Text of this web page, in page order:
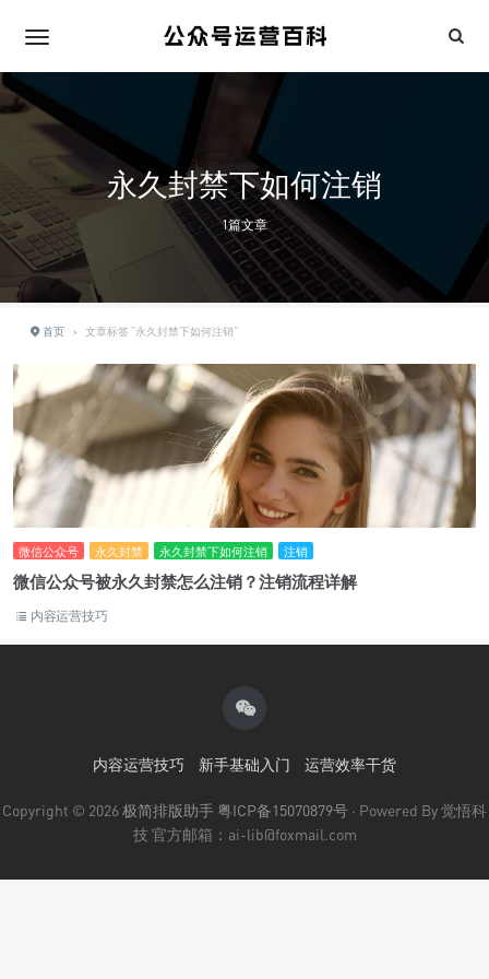
永久封禁下如何注销
1篇文章
首页 › 文章标签 "永久封禁下如何注销"
微信公众号 永久封禁 永久封禁下如何注销 注销
微信公众号被永久封禁怎么注销？注销流程详解
内容运营技巧
内容运营技巧 新手基础入门 运营效率干货
Copyright © 2026极简排版助手粤ICP备15070879号 · Powered By 觉悟科
技 官方邮箱：ai-lib@foxmail.com